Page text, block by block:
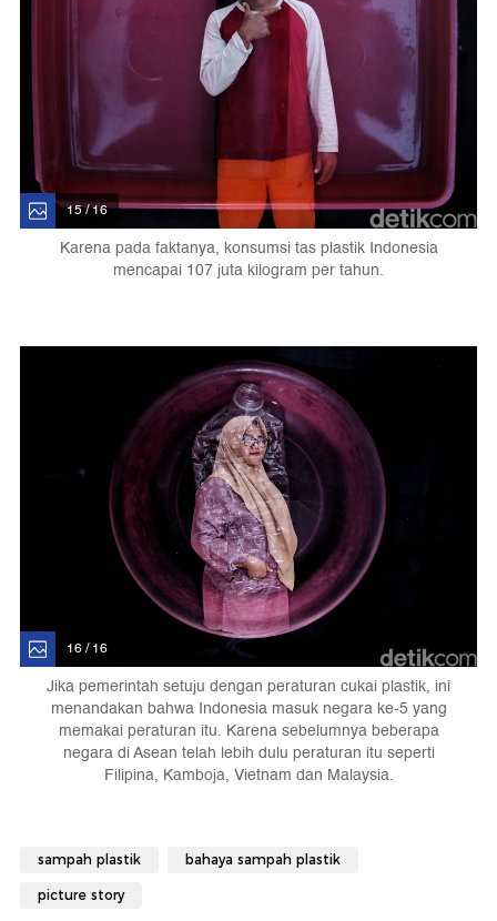
15 / 16
Karena pada faktanya, konsumsi tas plastik Indonesia
mencapai 107 juta kilogram per tahun.
16 / 16
Jika pemerintah setuju dengan peraturan cukai plastik, ini
menandakan bahwa Indonesia masuk negara ke-5 yang
memakai peraturan itu. Karena sebelumnya beberapa
negara di Asean telah lebih dulu peraturan itu seperti
Filipina, Kamboja, Vietnam dan Malaysia.
sampah plastik bahaya sampah plastik
picture story